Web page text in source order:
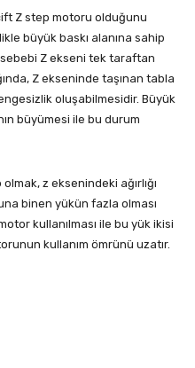
Z step motoru olduğunu
büyük baskı alanına sahip
Z ekseni tek taraftan
Z ekseninde taşınan tabla
oluşabilmesidir. Büyük
büyümesi ile bu durum
z eksenindeki ağırlığı
binen yükün fazla olması
kullanılması ile bu yük ikisi
kullanım ömrünü uzatır.